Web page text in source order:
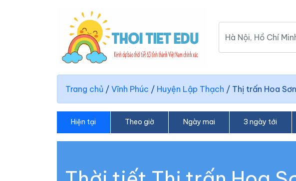
Trang chủ / Vĩnh Phúc / Huyện Lập Thạch / Thị trấn Hoa Sơn
Hiện tại Theo giờ Ngày mai 3 ngày tới